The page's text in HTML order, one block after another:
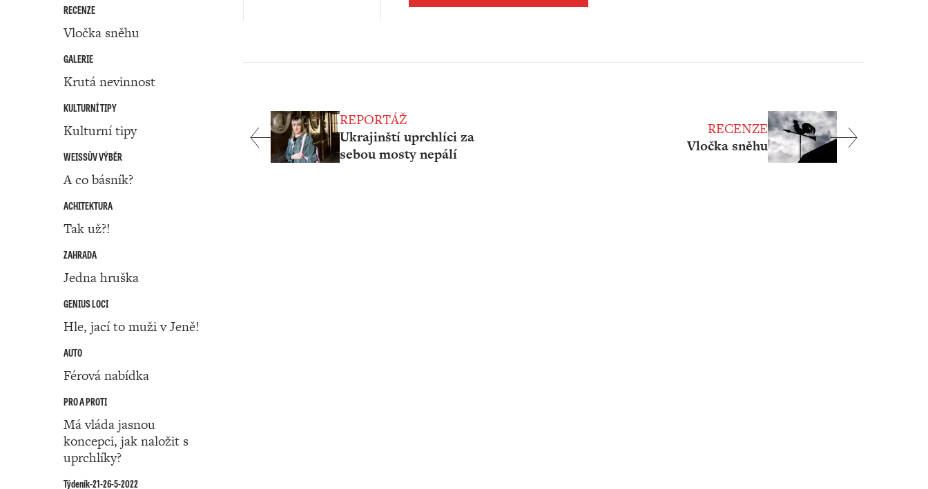
RECENZE
Vločka sněhu
GALERIE
Krutá nevinnost
KULTURNÍ TIPY
Kulturní tipy
WEISSŮV VÝBĚR
A co básník?
ACHITEKTURA
Tak už?!
ZAHRADA
Jedna hruška
GENIUS LOCI
Hle, jací to muži v Jeně!
AUTO
Férová nabídka
PRO A PROTI
Má vláda jasnou
koncepci, jak naložit s
uprchlíky?
Týdeník-21-26-5-2022
RECENZE
Vločka sněhu
REPORTÁŽ
Ukrajinští uprchlíci za
sebou mosty nepálí